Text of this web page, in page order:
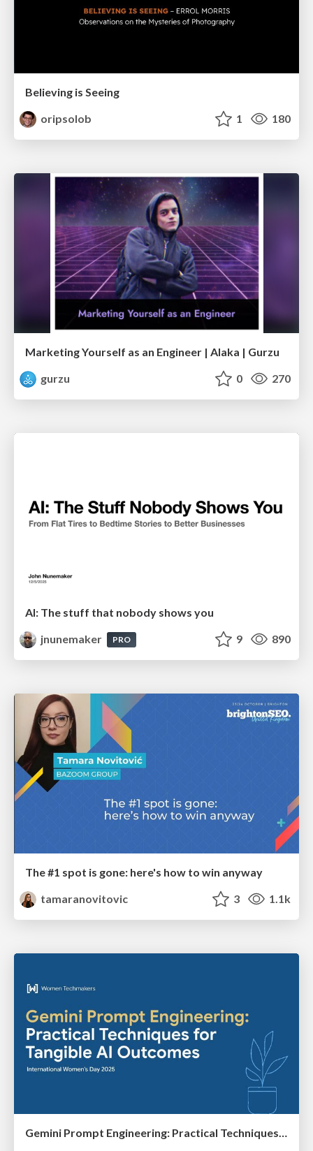
Believing is Seeing
oripsolob
1 180
Marketing Yourself as an Engineer | Alaka | Gurzu
gurzu
0 270
AI: The stuff that nobody shows you
jnunemaker
PRO 9 890
The #1 spot is gone: here's how to win anyway
tamaranovitovic
3 1.1k